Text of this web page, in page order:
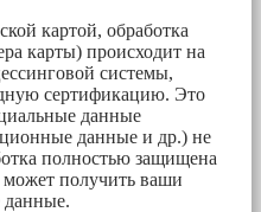
картой, обработка
карты) происходит на
системы,
сертификацию. Это
данные
данные и др.) не
полностью защищена
получить ваши
данные.